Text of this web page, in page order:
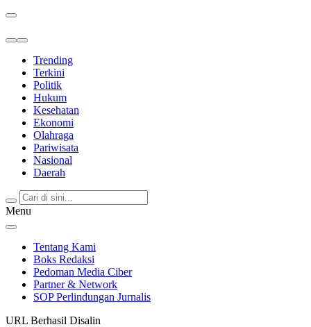
Trending
Terkini
Politik
Hukum
Kesehatan
Ekonomi
Olahraga
Pariwisata
Nasional
Daerah
Menu
Tentang Kami
Boks Redaksi
Pedoman Media Ciber
Partner & Network
SOP Perlindungan Jurnalis
URL Berhasil Disalin